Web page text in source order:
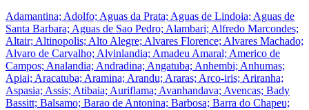
Adamantina; Adolfo; Aguas da Prata; Aguas de Lindoia; Aguas de
Santa Barbara; Aguas de Sao Pedro; Alambari; Alfredo Marcondes;
Altair; Altinopolis; Alto Alegre; Alvares Florence; Alvares Machado;
Alvaro de Carvalho; Alvinlandia; Amadeu Amaral; Americo de
Campos; Analandia; Andradina; Angatuba; Anhembi; Anhumas;
Apiai; Aracatuba; Aramina; Arandu; Araras; Arco-iris; Ariranha;
Aspasia; Assis; Atibaia; Auriflama; Avanhandava; Avencas; Bady
Bassitt; Balsamo; Barao de Antonina; Barbosa; Barra do Chapeu;